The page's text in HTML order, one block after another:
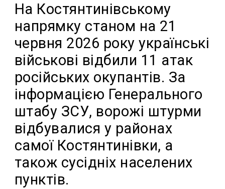
На Костянтинівському
напрямку станом на 21
червня 2026 року українські
військові відбили 11 атак
російських окупантів. За
інформацією Генерального
штабу ЗСУ, ворожі штурми
відбувалися у районах
самої Костянтинівки, а
також сусідніх населених
пунктів.